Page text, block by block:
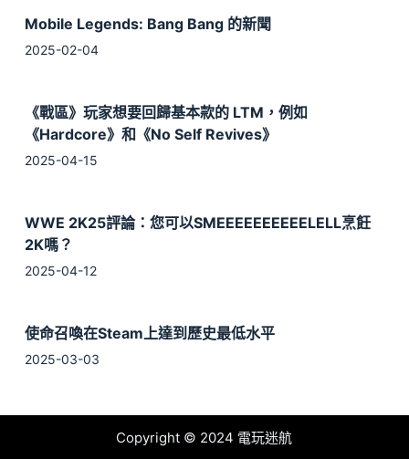
Decline
Mobile Legends: Bang Bang 的新聞
2025-02-04
《戰區》玩家想要回歸基本款的 LTM，例如
《Hardcore》和《No Self Revives》
2025-04-15
WWE 2K25評論：您可以SMEEEEEEEEEELELL烹飪
2K嗎？
2025-04-12
使命召喚在Steam上達到歷史最低水平
2025-03-03
Copyright © 2024 電玩迷航